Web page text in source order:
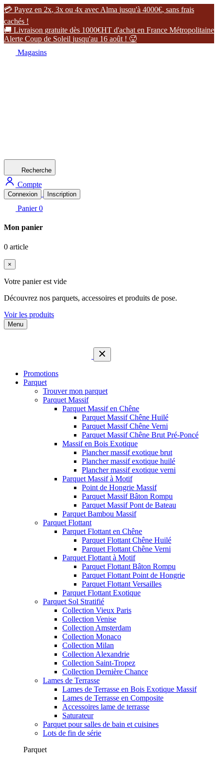
 Payez en 2x, 3x ou 4x avec Alma jusqu'à 4000€, sans frais
cachés !
 Livraison gratuite dès 1000€HT d'achat en France Métropolitaine
Alerte Coup de Soleil jusqu'au 16 août ! 
Magasins
Recherche
Compte
Connexion Inscription
Panier 0
Mon panier
0 article
×
Votre panier est vide
Découvrez nos parquets, accessoires et produits de pose.
Voir les produits
Menu
Promotions
Parquet
Trouver mon parquet
Parquet Massif
Parquet Massif en Chêne
Parquet Massif Chêne Huilé
Parquet Massif Chêne Verni
Parquet Massif Chêne Brut Pré-Poncé
Massif en Bois Exotique
Plancher massif exotique brut
Plancher massif exotique huilé
Plancher massif exotique verni
Parquet Massif à Motif
Point de Hongrie Massif
Parquet Massif Bâton Rompu
Parquet Massif Pont de Bateau
Parquet Bambou Massif
Parquet Flottant
Parquet Flottant en Chêne
Parquet Flottant Chêne Huilé
Parquet Flottant Chêne Verni
Parquet Flottant à Motif
Parquet Flottant Bâton Rompu
Parquet Flottant Point de Hongrie
Parquet Flottant Versailles
Parquet Flottant Exotique
Parquet Sol Stratifié
Collection Vieux Paris
Collection Venise
Collection Amsterdam
Collection Monaco
Collection Milan
Collection Alexandrie
Collection Saint-Tropez
Collection Dernière Chance
Lames de Terrasse
Lames de Terrasse en Bois Exotique Massif
Lames de Terrasse en Composite
Accessoires lame de terrasse
Saturateur
Parquet pour salles de bain et cuisines
Lots de fin de série
Parquet